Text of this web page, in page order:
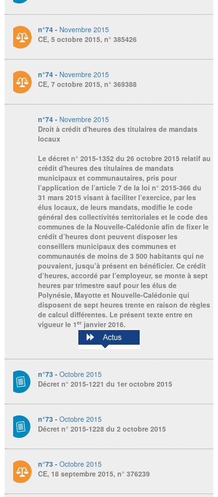
n°74 - Novembre 2015
CE, 5 octobre 2015, n° 385426
n°74 - Novembre 2015
CE, 7 octobre 2015, n° 369388
n°74 - Novembre 2015
Droit à crédit d'heures des titulaires de mandats
locaux
Le décret n° 2015-1352 du 26 octobre 2015 relatif au
crédit d'heures des titulaires de mandats
municipaux et communautaires, pris pour
l’application de l’article 7 de la loi n° 2015-366 du
31 mars 2015 visant à faciliter l’exercice, par les
élus locaux, de leurs mandats, modifie le code
général des collectivités territoriales et le code des
communes de la Nouvelle-Calédonie afin de fixer le
crédit d’heures dont peuvent disposer les
conseillers municipaux des communes et
communautés de moins de 3 500 habitants qui ne
pouvaient, jusqu’à présent en bénéficier. Ce crédit
d’heures, accordé par l’employeur, se monte à sept
heures par trimestre sauf pour les élus de
Polynésie, Mayotte et Nouvelle-Calédonie qui
disposent de sept heures trente en raison de règles
de calcul différentes. Le présent texte entre en
vigueur le 1erjanvier 2016.
n°73 - Octobre 2015
Décret n° 2015-1221 du 1er octobre 2015
n°73 - Octobre 2015
Décret n° 2015-1228 du 2 octobre 2015
n°73 - Octobre 2015
CE, 18 septembre 2015, n° 376239